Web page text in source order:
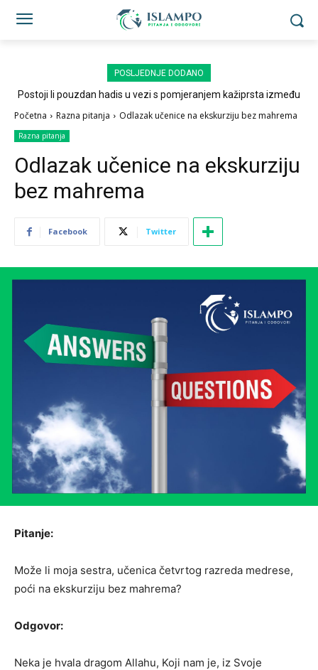
POSLJEDNJE DODANO
Postoji li pouzdan hadis u vezi s pomjeranjem kažiprsta između
Početna Razna pitanja Odlazak učenice na ekskurziju bez mahrema
Razna pitanja
Odlazak učenice na ekskurziju
bez mahrema
Facebook Twitter
Pitanje:
Može li moja sestra, učenica četvrtog razreda medrese,
poći na ekskurziju bez mahrema?
Odgovor:
Neka je hvala dragom Allahu, Koji nam je, iz Svoje